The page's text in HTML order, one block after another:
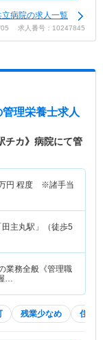
病院の求人一覧
05 求人番号：10247845
管理栄養士求人
チカ》病院にて管
円 程度 ※諸手当
田主丸駅」（徒歩5
業務全般《管理職
…
残業少なめ 住宅